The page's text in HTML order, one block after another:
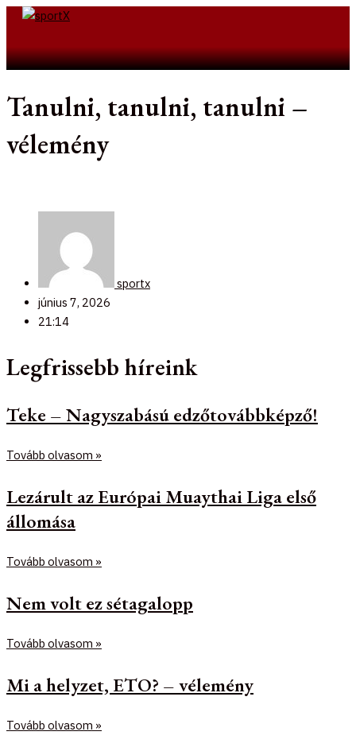
Skip
Tanulni, tanulni, tanulni –
vélemény
sportx
június 7, 2026
21:14
Legfrissebb híreink
Teke – Nagyszabású edzőtovábbképző!
Tovább olvasom »
Lezárult az Európai Muaythai Liga első
állomása
Tovább olvasom »
Nem volt ez sétagalopp
Tovább olvasom »
Mi a helyzet, ETO? – vélemény
Tovább olvasom »